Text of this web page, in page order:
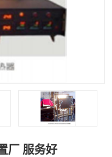
厂 服务好
外加热控制器
烘箱